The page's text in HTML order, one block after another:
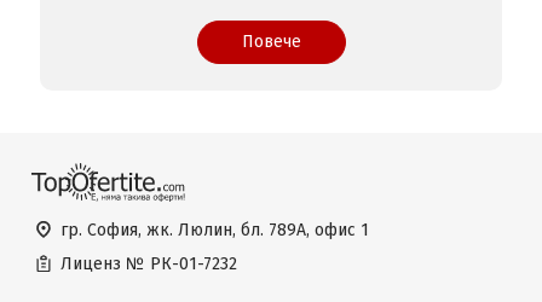
Повече
гр. София, жк. Люлин, бл. 789А, офис 1
Лиценз № РК-01-7232